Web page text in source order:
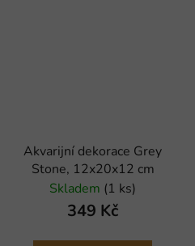
Akvarijní dekorace Grey
Stone, 12x20x12 cm
Skladem (1 ks)
349 Kč